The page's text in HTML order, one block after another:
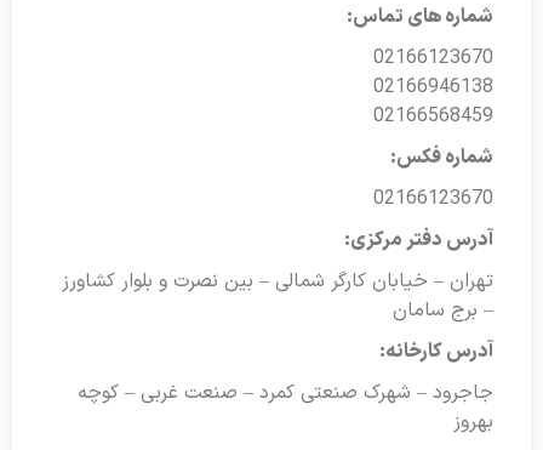
شماره های تماس:
02166123670
02166946138
02166568459
شماره فکس:
02166123670
آدرس دفتر مرکزی:
تهران – خیابان کارگر شمالی – بین نصرت و بلوار کشاورز
– برج سامان
آدرس کارخانه:
جاجرود – شهرک صنعتی کمرد – صنعت غربی – کوچه
بهروز